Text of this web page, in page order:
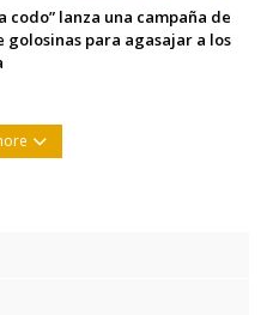
codo” lanza una campaña de
golosinas para agasajar a los